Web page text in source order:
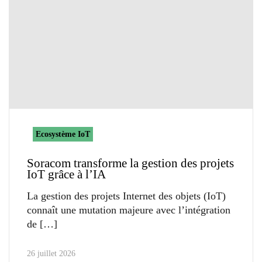
Ecosystème IoT
Soracom transforme la gestion des projets
IoT grâce à l’IA
La gestion des projets Internet des objets (IoT)
connaît une mutation majeure avec l’intégration
de
26 juillet 2026